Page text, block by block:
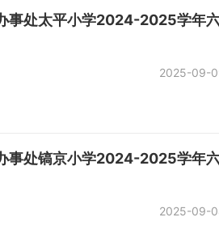
事处太平小学2024-2025学年
2025-09-
事处镐京小学2024-2025学年
2025-09-